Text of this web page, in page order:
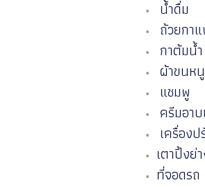
น้ำดื่ม
ถ้วยกา
กาต้มน้ำ
ผ้าขนหนู
แชมพู
ครีมอา
เครื่อง
เตาปิ้งย่
ที่จอดรถ